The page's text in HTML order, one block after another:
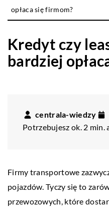
opłaca się firmom?
Kredyt czy
bardziej
centrala-wiedzy
Potrzebujesz ok. 2 min.
Firmy transportowe
pojazdów. Tyczy się to
przewozowych, które